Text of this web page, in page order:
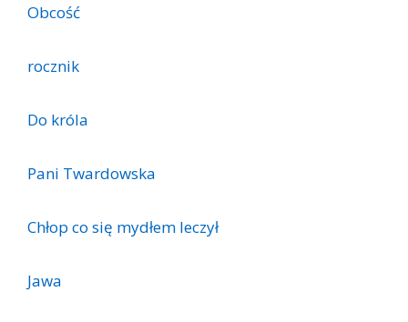
Obcość
rocznik
Do króla
Pani Twardowska
Chłop co się mydłem leczył
Jawa